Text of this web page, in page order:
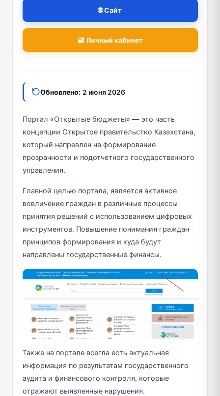
🌐 Сайт
🔐 Личный кабинет
Обновлено: 2 июня 2026
Портал «Открытые бюджеты» — это часть
концепции Открытое правительстко Казахстана,
который напревлен на формирование
прозрачности и подотчетного государственного
управления.
Главной целью портала, является активное
вовличение граждан в различные процессы
принятия решений с использованием цифровых
инструментов. Повышение понимания граждан
принципов формирования и куда будут
направлены государственные финансы.
Также на портале всегла есть актуальная
информация по результатам государственного
аудита и финансового контроля, которые
отражают выявленные нарушения.